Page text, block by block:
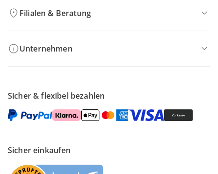
Filialen & Beratung
Unternehmen
Sicher & flexibel bezahlen
Sicher einkaufen